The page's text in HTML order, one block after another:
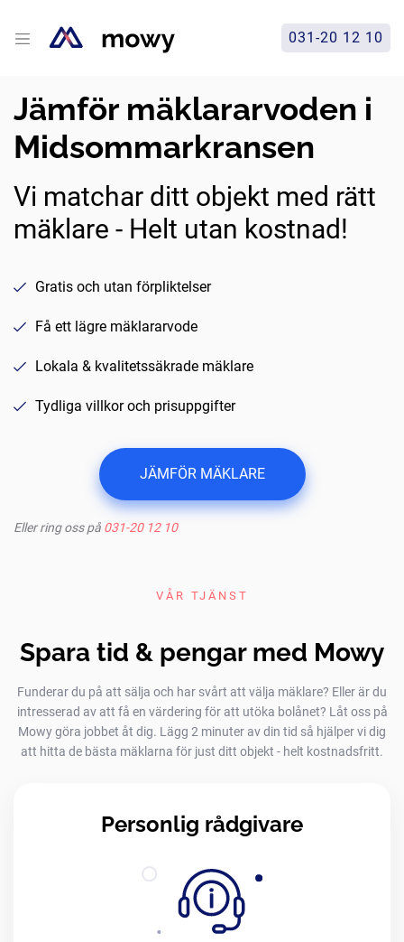
031-20 12 10
Jämför mäklararvoden i
Midsommarkransen
Vi matchar ditt objekt med rätt
mäklare - Helt utan kostnad!
Gratis och utan förpliktelser
Få ett lägre mäklararvode
Lokala & kvalitetssäkrade mäklare
Tydliga villkor och prisuppgifter
JÄMFÖR MÄKLARE
Eller ring oss på 031-20 12 10
VÅR TJÄNST
Spara tid & pengar med Mowy
Funderar du på att sälja och har svårt att välja mäklare? Eller är du
intresserad av att få en värdering för att utöka bolånet? Låt oss på
Mowy göra jobbet åt dig. Lägg 2 minuter av din tid så hjälper vi dig
att hitta de bästa mäklarna för just ditt objekt - helt kostnadsfritt.
Personlig rådgivare